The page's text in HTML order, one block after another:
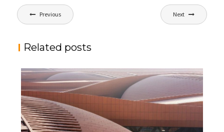
文
章
航
Previous Next
Related posts